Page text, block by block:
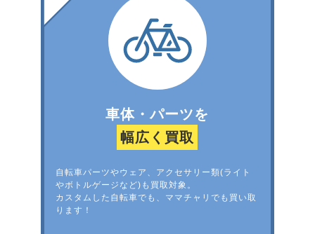
車体・パーツを
幅広く買取
自転車パーツやウェア、アクセサリー類(ライト
やボトルゲージなど)も買取対象。
カスタムした自転車でも、ママチャリでも買い取
ります！